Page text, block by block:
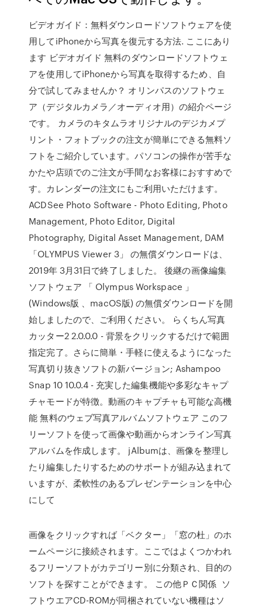
ビデオガイド：無料ダウンロードソフトウェアを使
用してiPhoneから写真を復元する方法. ここにあり
ます ビデオガイド 無料のダウンロードソフトウェ
アを使用してiPhoneから写真を取得するため、自
分で試してみませんか？ オリンパスのソフトウェ
ア（デジタルカメラ／オーディオ用）の紹介ページ
です。 カメラのキタムラオリジナルのデジカメプ
リント・フォトブックの注文が簡単にできる無料ソ
フトをご紹介しています。パソコンの操作が苦手な
かたや店頭でのご注文が手間なお客様におすすめで
す。カレンダーの注文にもご利用いただけます。
ACDSee Photo Software - Photo Editing, Photo
Management, Photo Editor, Digital
Photography, Digital Asset Management, DAM
「OLYMPUS Viewer 3」 の無償ダウンロードは、
2019年 3月31日で終了しました。 後継の画像編集
ソフトウェア 「 Olympus Workspace 」
(Windows版 、macOS版) の無償ダウンロードを開
始しましたので、ご利用ください。 らくちん写真
カッター2 2.0.0.0 - 背景をクリックするだけで範囲
指定完了。さらに簡単・手軽に使えるようになった
写真切り抜きソフトの新バージョン; Ashampoo
Snap 10 10.0.4 - 充実した編集機能や多彩なキャプ
チャモードが特徴。動画のキャプチャも可能な高機
能 無料のウェブ写真アルバムソフトウェア このフ
リーソフトを使って画像や動画からオンライン写真
アルバムを作成します。 jAlbumは、画像を整理し
たり編集したりするためのサポートが組み込まれて
いますが、柔軟性のあるプレゼンテーションを中心
にして
画像をクリックすれば「ベクター」「窓の杜」のホ
ームページに接続されます。ここではよくつかわれ
るフリーソフトがカテゴリー別に分類され、目的の
ソフトを探すことができます。 この他ＰＣ関係 ソ
フトウエアCD-ROMが同梱されていない機種はソ